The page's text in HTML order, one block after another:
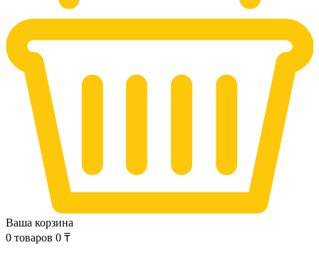
Ваша корзина
0 товаров 0 ₸